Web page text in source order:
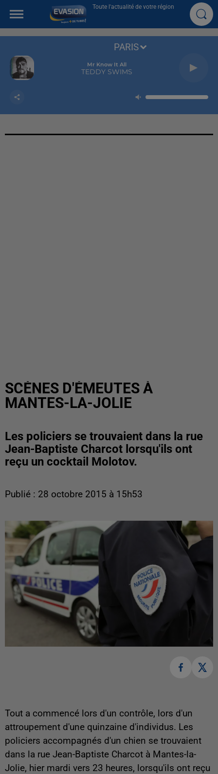
Toute l'actualité de votre région
Mr Know It All
TEDDY SWIMS
PARIS
SCÈNES D'ÉMEUTES À
MANTES-LA-JOLIE
Les policiers se trouvaient dans la rue
Jean-Baptiste Charcot lorsqu'ils ont
reçu un cocktail Molotov.
Publié : 28 octobre 2015 à 15h53
Tout a commencé lors d'un contrôle, lors d'un
attroupement d'une quinzaine d'individus. Les
policiers accompagnés d'un chien se trouvaient
dans la rue Jean-Baptiste Charcot à Mantes-la-
Jolie, hier mardi vers 23 heures, lorsqu'ils ont reçu